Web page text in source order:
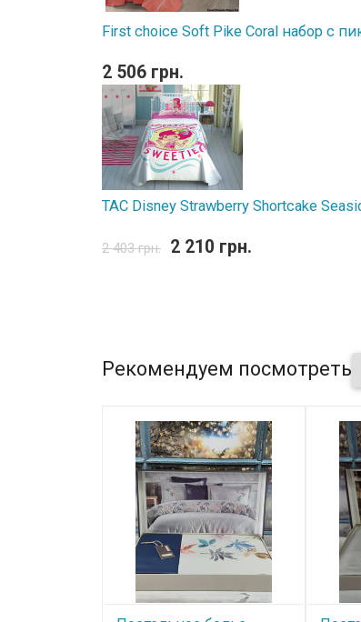
First choice Soft Pike Coral набор с
2 506 грн.
TAC Disney Strawberry Shortcake
2 403 грн. 2 210 грн.
Рекомендуем посмотреть